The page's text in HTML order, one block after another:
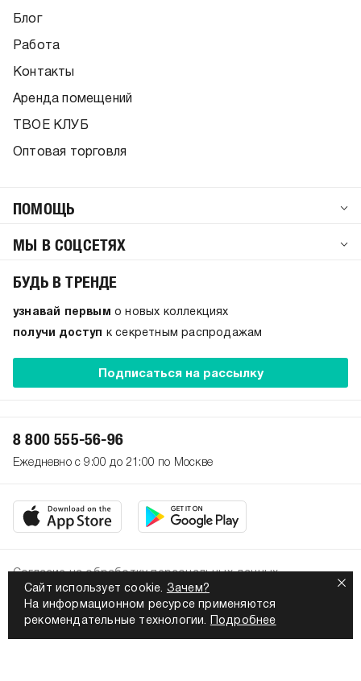
Сайт использует cookie. Зачем?
На информационном ресурсе применяются
рекомендательные технологии.
Подробнее
Блог
Работа
Контакты
Аренда помещений
ТВОЕ КЛУБ
Оптовая торговля
ПОМОЩЬ
МЫ В СОЦСЕТЯХ
БУДЬ В ТРЕНДЕ
узнавай первым о новых коллекциях
получи доступ
к секретным распродажам
Подписаться на рассылку
8 800 555-56-96
Ежедневно с 9:00 до 21:00 по Москве
2026. Все права защищены
Политика конфиденциальности
Согласие на обработку персональных данных